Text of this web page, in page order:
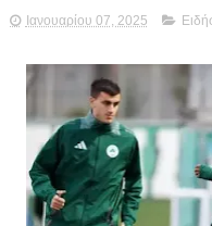
Ιανουαρίου 07, 2025